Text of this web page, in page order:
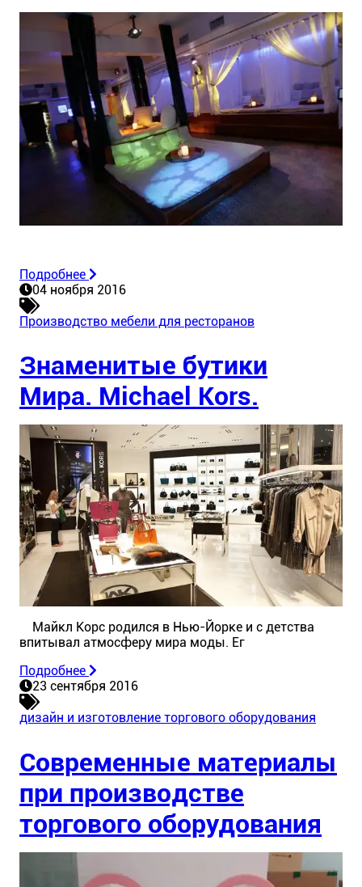
Подробнее
04 ноября 2016
Производство мебели для ресторанов
Знаменитые бутики
Мира. Michael Kors.
Майкл Корс родился в Нью-Йорке и с детства
впитывал атмосферу мира моды. Ег
Подробнее
23 сентября 2016
дизайн и изготовление торгового оборудования
Современные материалы
при производстве
торгового оборудования